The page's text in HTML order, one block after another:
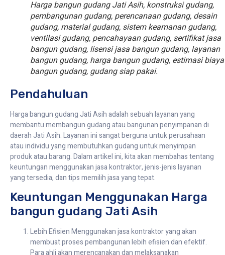
Harga bangun gudang Jati Asih, konstruksi gudang,
pembangunan gudang, perencanaan gudang, desain
gudang, material gudang, sistem keamanan gudang,
ventilasi gudang, pencahayaan gudang, sertifikat jasa
bangun gudang, lisensi jasa bangun gudang, layanan
bangun gudang, harga bangun gudang, estimasi biaya
bangun gudang, gudang siap pakai.
Pendahuluan
Harga bangun gudang Jati Asih adalah sebuah layanan yang
membantu membangun gudang atau bangunan penyimpanan di
daerah Jati Asih. Layanan ini sangat berguna untuk perusahaan
atau individu yang membutuhkan gudang untuk menyimpan
produk atau barang. Dalam artikel ini, kita akan membahas tentang
keuntungan menggunakan jasa kontraktor, jenis-jenis layanan
yang tersedia, dan tips memilih jasa yang tepat.
Keuntungan Menggunakan Harga
bangun gudang Jati Asih
Lebih Efisien Menggunakan jasa kontraktor yang akan
membuat proses pembangunan lebih efisien dan efektif.